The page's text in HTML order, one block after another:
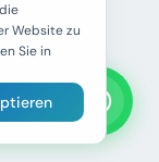
Anfrage
Website zu
Sie in